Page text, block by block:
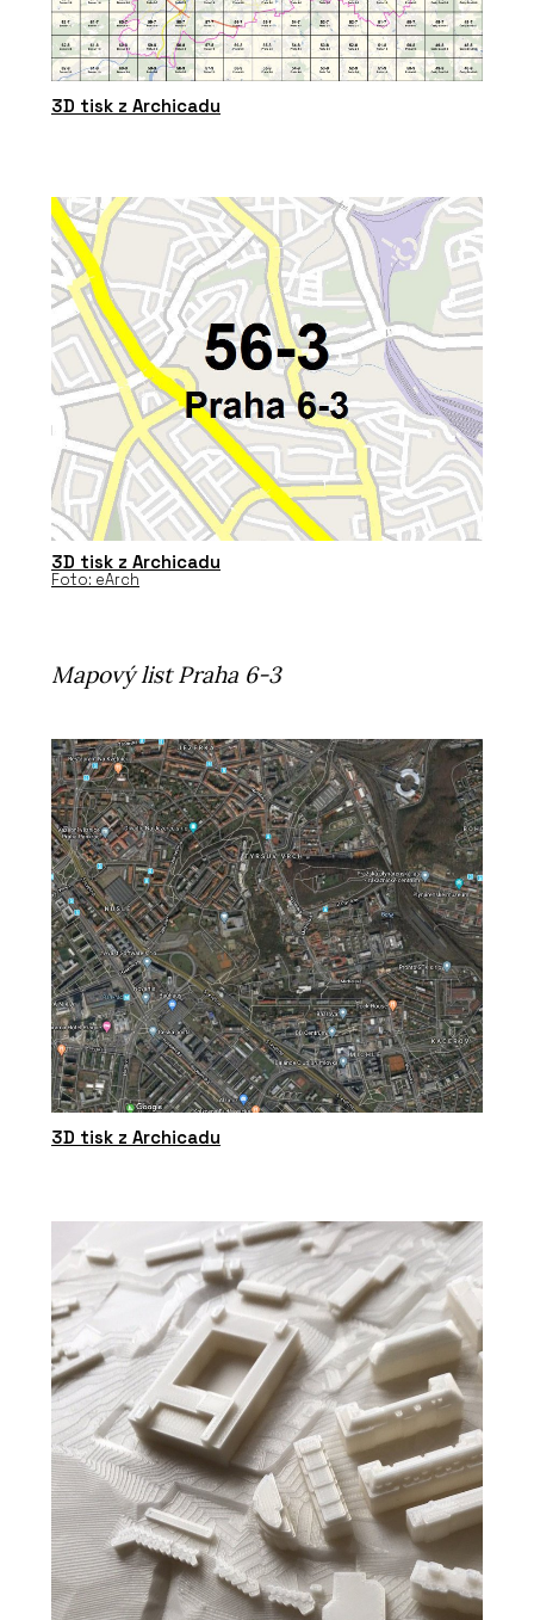
3D tisk z Archicadu
3D tisk z Archicadu
Foto: eArch
Mapový list Praha 6-3
3D tisk z Archicadu